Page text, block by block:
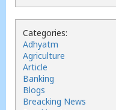
Categories:
Adhyatm
Agriculture
Article
Banking
Blogs
Breacking News